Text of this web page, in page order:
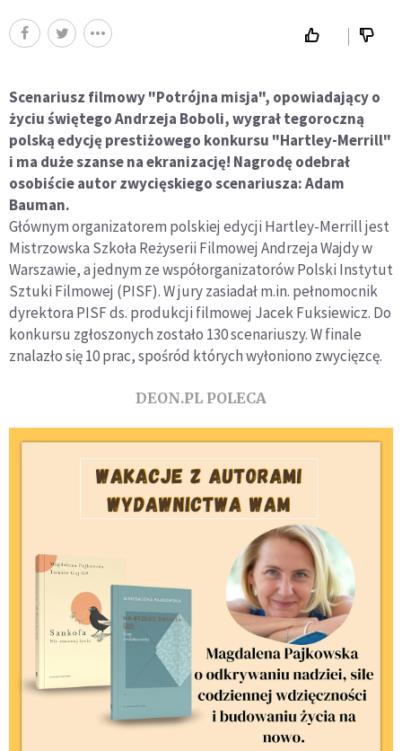
Scenariusz filmowy "Potrójna misja", opowiadający o
życiu świętego Andrzeja Boboli, wygrał tegoroczną
polską edycję prestiżowego konkursu "Hartley-Merrill"
i ma duże szanse na ekranizację! Nagrodę odebrał
osobiście autor zwycięskiego scenariusza: Adam
Bauman.
Głównym organizatorem polskiej edycji Hartley-Merrill jest
Mistrzowska Szkoła Reżyserii Filmowej Andrzeja Wajdy w
Warszawie, a jednym ze współorganizatorów Polski Instytut
Sztuki Filmowej (PISF). W jury zasiadał m.in. pełnomocnik
dyrektora PISF ds. produkcji filmowej Jacek Fuksiewicz. Do
konkursu zgłoszonych zostało 130 scenariuszy. W finale
znalazło się 10 prac, spośród których wyłoniono zwycięzcę.
DEON.PL POLECA